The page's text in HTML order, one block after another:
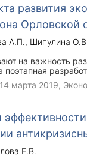
развития
Орловской
А.П.
Шипулина О.В.
на важность
поэтапная
района
потребитель,
14 марта 2019,
Е.В.